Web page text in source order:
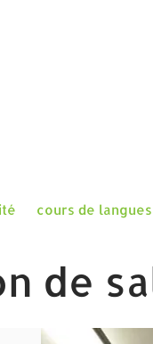
cours de langues
de